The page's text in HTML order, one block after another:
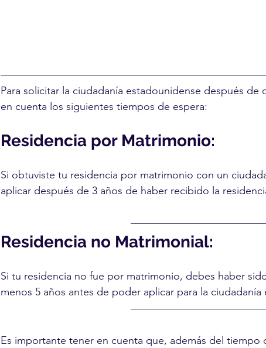
Para solicitar la ciudadanía estadounidense después
en cuenta los siguientes tiempos de espera:
Residencia por Matrimonio:
Si obtuviste tu residencia por matrimonio con un
aplicar después de 3 años de haber recibido la
Residencia no Matrimonial:
Si tu residencia no fue por matrimonio, debes haber
menos 5 años antes de poder aplicar para la ciudadanía
Es importante tener en cuenta que, además del